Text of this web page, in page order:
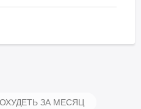
ЗА МЕСЯЦ